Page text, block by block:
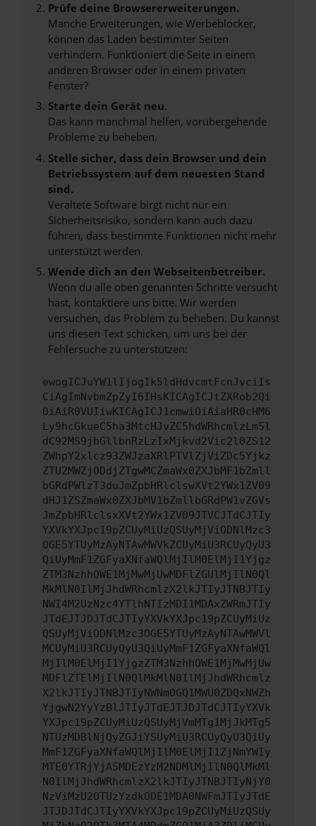
Prüfe deine Browsererweiterungen.
Manche Erweiterungen, wie Werbeblocker,
können das Laden bestimmter Seiten
verhindern. Funktioniert die Seite in einem
anderen Browser oder in einem privaten
Fenster?
Starte dein Gerät neu.
Das kann manchmal helfen, vorübergehende
Probleme zu beheben.
Stelle sicher, dass dein Browser und dein
Betriebssystem auf dem neuesten Stand
sind.
Veraltete Software birgt nicht nur ein
Sicherheitsrisiko, sondern kann auch dazu
führen, dass bestimmte Funktionen nicht mehr
unterstützt werden.
Wende dich an den Webseitenbetreiber.
Wenn du alle oben genannten Schritte versucht
hast, kontaktiere uns bitte. Wir werden
versuchen, das Problem zu beheben. Du kannst
uns diesen Text schicken, um uns bei der
Fehlersuche zu unterstützen:
ewogICJuYW1lIjogIk5ldHdvcmtFcnJvciIs
CiAgImNvbmZpZyI6IHsKICAgICJtZXRob2Qi
OiAiR0VUIiwKICAgICJ1cmwiOiAiaHR0cHM6
Ly9hcGkueC5ha3MtcHJvZC5hdWRhcmlzLm5l
dC92MS9jbGllbnRzLzIxMjkvd2Vic2l0ZS12
ZWhpY2xlcz93ZWJzaXRlPTVlZjViZDc5Yjkz
ZTU2MWZjODdjZTgwMCZmaWx0ZXJbMF1bZmll
bGRdPWlzT3duJmZpbHRlclswXVt2YWx1ZV09
dHJ1ZSZmaWx0ZXJbMV1bZmllbGRdPW1vZGVs
JmZpbHRlclsxXVt2YWx1ZV09JTVCJTdCJTIy
YXVkYXJpc19pZCUyMiUzQSUyMjViODNlMzc3
OGE5YTUyMzAyNTAwMWVkZCUyMiU3RCUyQyU3
QiUyMmF1ZGFyaXNfaWQlMjIlM0ElMjI1Yjgz
ZTM3NzhhOWE1MjMwMjUwMDFlZGUlMjIlN0Ql
MkMlN0IlMjJhdWRhcmlzX2lkJTIyJTNBJTIy
NWI4M2UzNzc4YTlhNTIzMDI1MDAxZWRmJTIy
JTdEJTJDJTdCJTIyYXVkYXJpc19pZCUyMiUz
QSUyMjViODNlMzc3OGE5YTUyMzAyNTAwMWVl
MCUyMiU3RCUyQyU3QiUyMmF1ZGFyaXNfaWQl
MjIlM0ElMjI1YjgzZTM3NzhhOWE1MjMwMjUw
MDFlZTElMjIlN0QlMkMlN0IlMjJhdWRhcmlz
X2lkJTIyJTNBJTIyNWNmOGQ1MWU0ZDQxNWZh
YjgwN2YyYzBlJTIyJTdEJTJDJTdCJTIyYXVk
YXJpc19pZCUyMiUzQSUyMjVmMTg1MjJkMTg5
NTUzMDBlNjQyZGJiYSUyMiU3RCUyQyU3QiUy
MmF1ZGFyaXNfaWQlMjIlM0ElMjI1ZjNmYWIy
MTE0YTRjYjA5MDEzYzM2NDMlMjIlN0QlMkMl
N0IlMjJhdWRhcmlzX2lkJTIyJTNBJTIyNjY0
NzViMzU2OTUzYzdkODE1MDA0NWFmJTIyJTdE
JTJDJTdCJTIyYXVkYXJpc19pZCUyMiUzQSUy